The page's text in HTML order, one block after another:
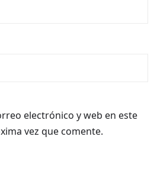
electrónico y web en este
vez que comente.